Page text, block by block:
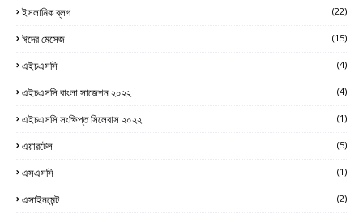
ইসলামিক ব্লগ (22)
ঈদের মেসেজ (15)
এইচএসসি (4)
এইচএসসি বাংলা সাজেশন ২০২২ (4)
এইচএসসি সংক্ষিপ্ত সিলেবাস ২০২২ (1)
এয়ারটেল (5)
এসএসসি (1)
এসাইনমেন্ট (2)